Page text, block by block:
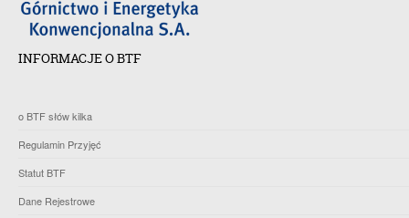
INFORMACJE O BTF
o BTF słów kilka
Regulamin Przyjęć
Statut BTF
Dane Rejestrowe